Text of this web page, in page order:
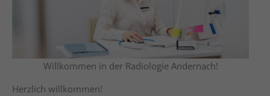
Willkommen in der Radiologie Andernach!
Herzlich willkommen!